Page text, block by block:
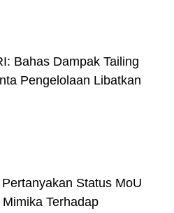
Bahas Dampak Tailing
Pengelolaan Libatkan
Status MoU
Terhadap